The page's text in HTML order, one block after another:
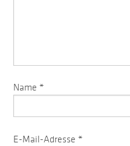
Name *
E-Mail-Adresse *